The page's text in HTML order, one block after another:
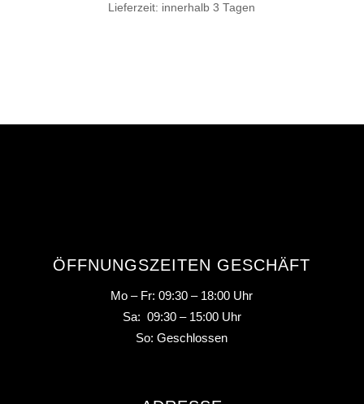
Lieferzeit: innerhalb 3 Tagen
ÖFFNUNGSZEITEN GESCHÄFT
Mo – Fr: 09:30 – 18:00 Uhr
Sa: 09:30 – 15:00 Uhr
So: Geschlossen